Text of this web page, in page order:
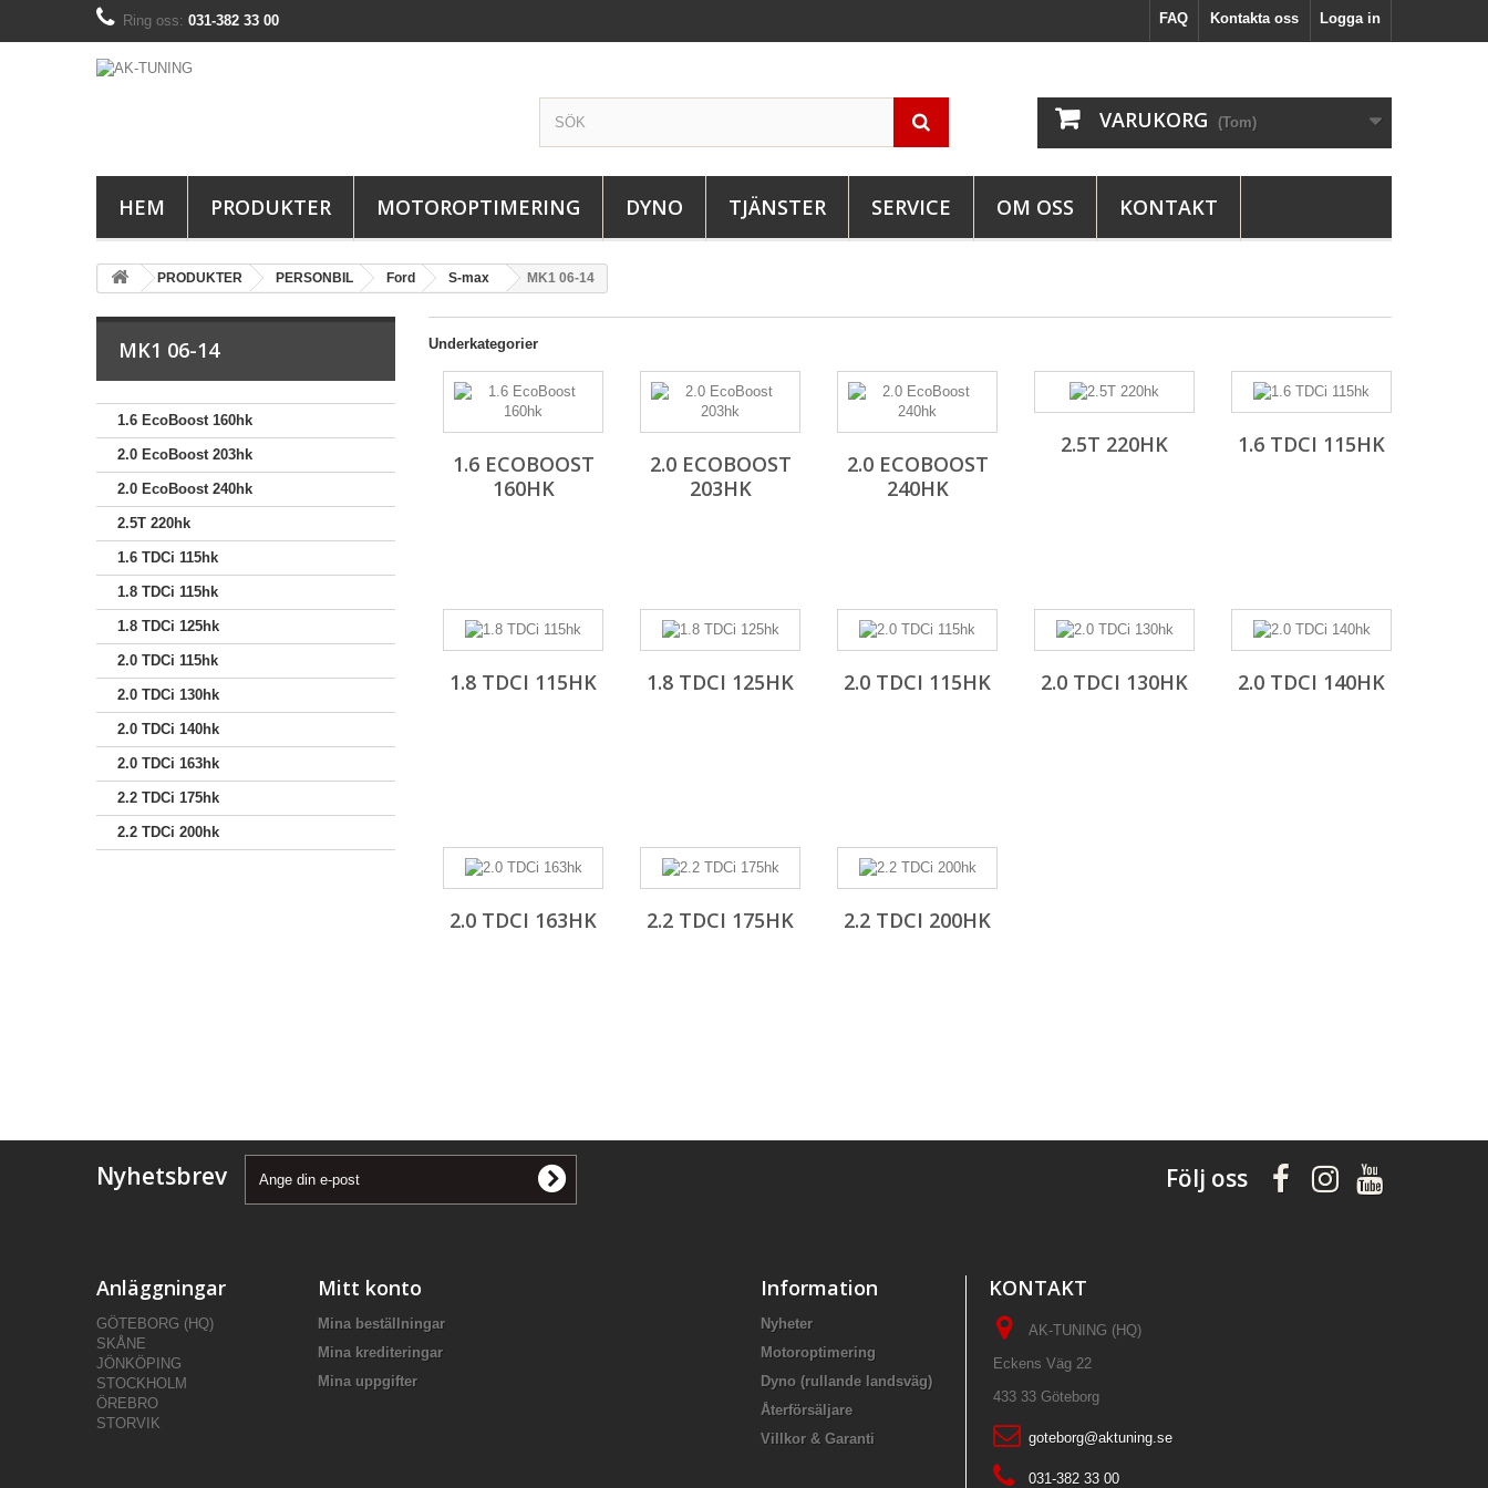
Logga in
Kontakta oss
FAQ
Ring oss: 031-382 33 00
VARUKORG (Tom)
HEM PRODUKTER MOTOROPTIMERING DYNO TJÄNSTER SERVICE OM OSS KONTAKT
PRODUKTER PERSONBIL Ford S-max MK1 06-14
MK1 06-14
1.6 EcoBoost 160hk
2.0 EcoBoost 203hk
2.0 EcoBoost 240hk
2.5T 220hk
1.6 TDCi 115hk
1.8 TDCi 115hk
1.8 TDCi 125hk
2.0 TDCi 115hk
2.0 TDCi 130hk
2.0 TDCi 140hk
2.0 TDCi 163hk
2.2 TDCi 175hk
2.2 TDCi 200hk
Underkategorier
1.6 ECOBOOST
160HK
2.0 ECOBOOST
203HK
2.0 ECOBOOST
240HK
2.5T 220HK 1.6 TDCI 115HK
1.8 TDCI 115HK 1.8 TDCI 125HK 2.0 TDCI 115HK 2.0 TDCI 130HK 2.0 TDCI 140HK
2.0 TDCI 163HK 2.2 TDCI 175HK 2.2 TDCI 200HK
Nyhetsbrev Följ oss
Anläggningar
GÖTEBORG (HQ)
SKÅNE
JÖNKÖPING
STOCKHOLM
ÖREBRO
STORVIK
Mitt konto
Mina beställningar
Mina krediteringar
Mina uppgifter
Information
Nyheter
Motoroptimering
Dyno (rullande landsväg)
Återförsäljare
Villkor & Garanti
KONTAKT
AK-TUNING (HQ)
Eckens Väg 22
433 33 Göteborg
goteborg@aktuning.se
031-382 33 00